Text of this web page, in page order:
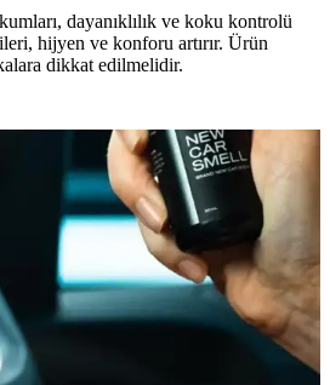
dayanıklılık ve koku kontrolü
hijyen ve konforu artırır. Ürün
dikkat edilmelidir.